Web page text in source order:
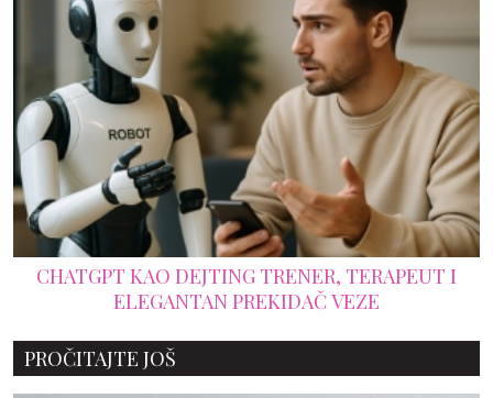
CHATGPT KAO DEJTING TRENER, TERAPEUT I
ELEGANTAN PREKIDAČ VEZE
PROČITAJTE JOŠ